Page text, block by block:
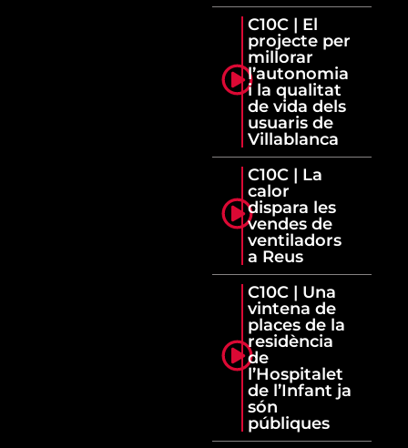
C10C | El
projecte per
millorar
l’autonomia
i la qualitat
de vida dels
usuaris de
Villablanca
C10C | La
calor
dispara les
vendes de
ventiladors
a Reus
C10C | Una
vintena de
places de la
residència
de
l’Hospitalet
de l’Infant ja
són
públiques